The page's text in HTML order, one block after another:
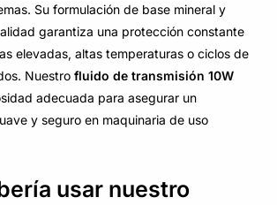
Su formulación de base mineral y
garantiza una protección constante
elevadas, altas temperaturas o ciclos de
Nuestrofluido de transmisión 10W
adecuada para asegurar un
y seguro en maquinaria de uso
usar nuestro